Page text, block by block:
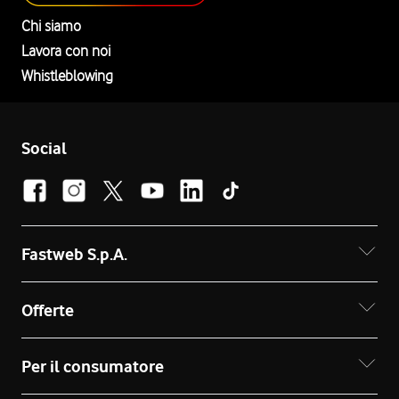
Chi siamo
Lavora con noi
Whistleblowing
Social
Fastweb S.p.A.
Offerte
Per il consumatore